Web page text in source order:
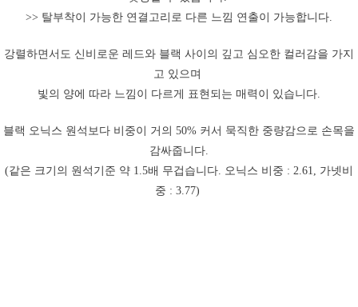
>> 탈부착이 가능한 연결고리로 다른 느낌 연출이 가능합니다.
강렬하면서도 신비로운 레드와 블랙 사이의 깊고 심오한 컬러감을 가지
고 있으며
빛의 양에 따라 느낌이 다르게 표현되는 매력이 있습니다.
블랙 오닉스 원석보다 비중이 거의 50% 커서 묵직한 중량감으로 손목을
감싸줍니다.
(같은 크기의 원석기준 약 1.5배 무겁습니다. 오닉스 비중 : 2.61, 가넷비
중 : 3.77)